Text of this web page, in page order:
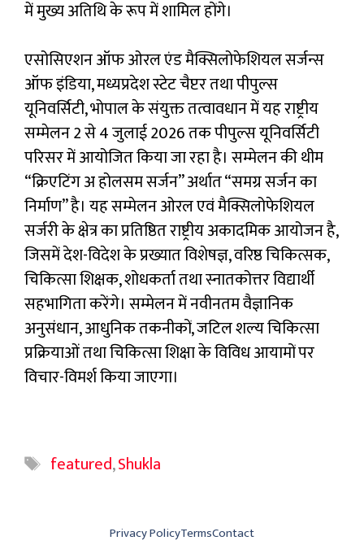
में मुख्य अतिथि के रूप में शामिल होंगे।
एसोसिएशन ऑफ ओरल एंड मैक्सिलोफेशियल सर्जन्स
ऑफ इंडिया, मध्यप्रदेश स्टेट चैप्टर तथा पीपुल्स
यूनिवर्सिटी, भोपाल के संयुक्त तत्वावधान में यह राष्ट्रीय
सम्मेलन 2 से 4 जुलाई 2026 तक पीपुल्स यूनिवर्सिटी
परिसर में आयोजित किया जा रहा है। सम्मेलन की थीम
“क्रिएटिंग अ होलसम सर्जन” अर्थात “समग्र सर्जन का
निर्माण” है। यह सम्मेलन ओरल एवं मैक्सिलोफेशियल
सर्जरी के क्षेत्र का प्रतिष्ठित राष्ट्रीय अकादमिक आयोजन है,
जिसमें देश-विदेश के प्रख्यात विशेषज्ञ, वरिष्ठ चिकित्सक,
चिकित्सा शिक्षक, शोधकर्ता तथा स्नातकोत्तर विद्यार्थी
सहभागिता करेंगे। सम्मेलन में नवीनतम वैज्ञानिक
अनुसंधान, आधुनिक तकनीकों, जटिल शल्य चिकित्सा
प्रक्रियाओं तथा चिकित्सा शिक्षा के विविध आयामों पर
विचार-विमर्श किया जाएगा।
Tags
featured,Shukla
Privacy PolicyTermsContact